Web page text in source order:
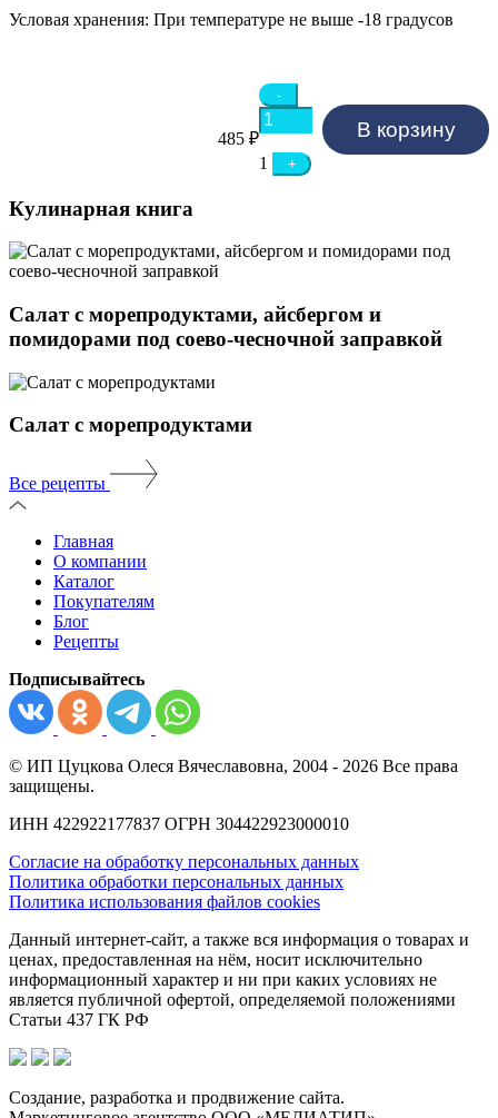
Условая хранения: При температуре не выше -18 градусов
485 ₽
Quantity
-
1 +
В корзину
Кулинарная книга
Салат с морепродуктами, айсбергом и
помидорами под соево-чесночной заправкой
Салат с морепродуктами
Все рецепты
Главная
О компании
Каталог
Покупателям
Блог
Рецепты
Подписывайтесь
© ИП Цуцкова Олеся Вячеславовна, 2004 - 2026 Все права
защищены.
ИНН 422922177837 ОГРН 304422923000010
Согласие на обработку персональных данных
Политика обработки персональных данных
Политика использования файлов cookies
Данный интернет-сайт, а также вся информация о товарах и
ценах, предоставленная на нём, носит исключительно
информационный характер и ни при каких условиях не
является публичной офертой, определяемой положениями
Статьи 437 ГК РФ
Создание, разработка и продвижение сайта.